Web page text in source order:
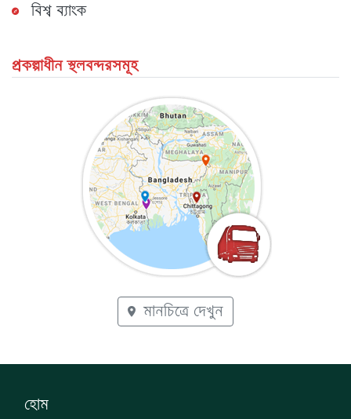
বিশ্ব ব্যাংক
প্রকল্পাধীন স্থলবন্দরসমূহ
মানচিত্রে দেখুন
হোম